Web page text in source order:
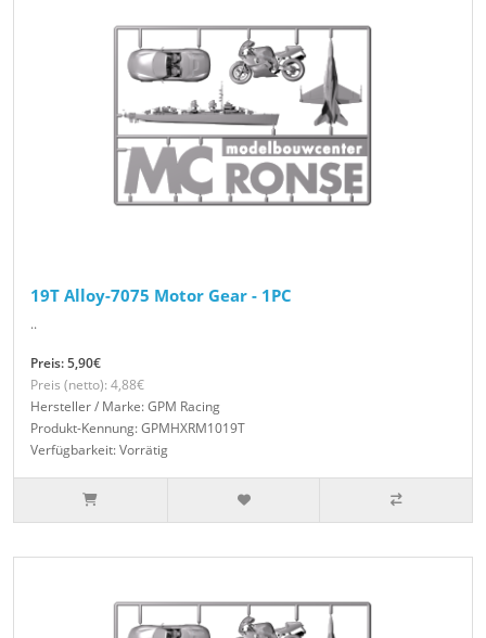
19T Alloy-7075 Motor Gear - 1PC
..
Preis: 5,90€
Preis (netto): 4,88€
Hersteller / Marke: GPM Racing
Produkt-Kennung: GPMHXRM1019T
Verfügbarkeit: Vorrätig